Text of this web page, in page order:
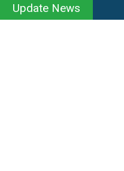
Update News